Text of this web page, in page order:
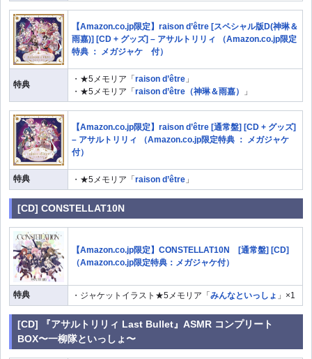
【Amazon.co.jp限定】raison d’être [スペシャル版D(神琳＆
雨嘉)] [CD + グッズ] – アサルトリリィ （Amazon.co.jp限定
特典 ： メガジャケ 付）
特典
・★5メモリア「 raison d’être 」
・★5メモリア「 raison d’être（神琳＆雨嘉） 」
【Amazon.co.jp限定】raison d’être [通常盤] [CD + グッズ]
– アサルトリリィ （Amazon.co.jp限定特典 ： メガジャケ
付）
特典 ・★5メモリア「 raison d’être 」
[CD] CONSTELLAT10N
【Amazon.co.jp限定】CONSTELLAT10N [通常盤] [CD]
（Amazon.co.jp限定特典：メガジャケ付）
特典 ・ジャケットイラスト★5メモリア「 みんなといっしょ 」×1
[CD] 『アサルトリリィ Last Bullet』ASMR コンプリート
BOX〜一柳隊といっしょ〜